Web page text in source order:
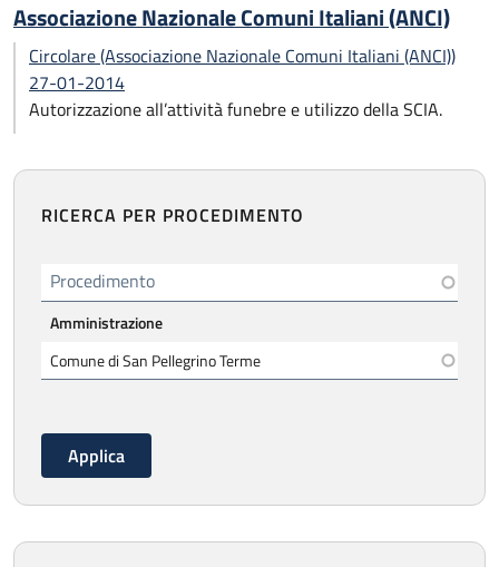
Associazione Nazionale Comuni Italiani (ANCI)
Circolare (Associazione Nazionale Comuni Italiani (ANCI))
27-01-2014
Autorizzazione all’attività funebre e utilizzo della SCIA.
RICERCA PER PROCEDIMENTO
Procedimento
Amministrazione